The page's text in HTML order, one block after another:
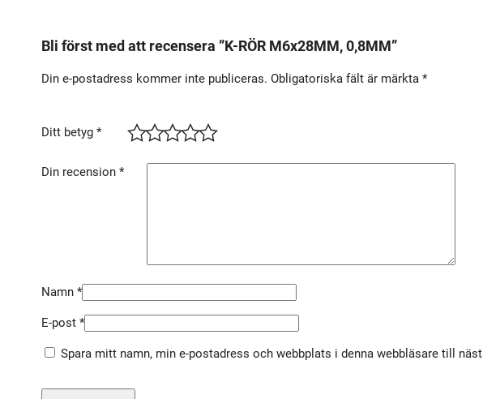
Bli först med att recensera ”K-RÖR M6x28MM, 0,8MM”
Din e-postadress kommer inte publiceras. Obligatoriska fält är märkta *
Ditt betyg *
Din recension *
Namn *
E-post *
Spara mitt namn, min e-postadress och webbplats i denna webbläsare till